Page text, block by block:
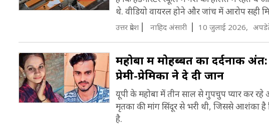
थे. वीडियो वायरल होने और जांच में आरोप सही
उत्तर प्रदेश नाह‍िद अंसारी 10 जुलाई 2026,
महोबा में मोहब्बत का दर्दनाक
प्रेमी-प्रेमिका ने दे दी जान
यूपी के महोबा में तीन साल से गुपचुप प्यार कर
मृतका की मांग सिंदूर से भरी थी, जिससे आशंका है
है.